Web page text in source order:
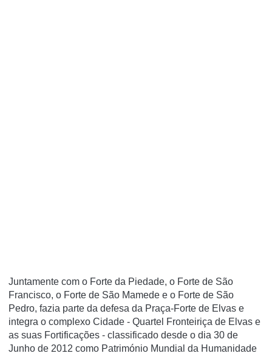
Juntamente com o Forte da Piedade, o Forte de São
Francisco, o Forte de São Mamede e o Forte de São
Pedro, fazia parte da defesa da Praça-Forte de Elvas e
integra o complexo Cidade - Quartel Fronteiriça de Elvas e
as suas Fortificações - classificado desde o dia 30 de
Junho de 2012 como Património Mundial da Humanidade